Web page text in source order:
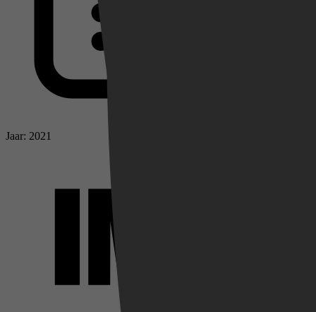
Jaar: 2021